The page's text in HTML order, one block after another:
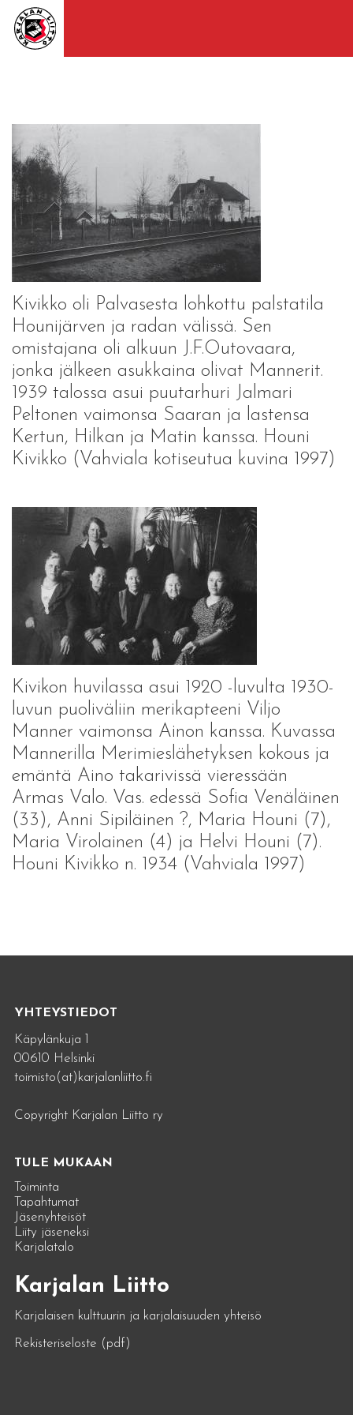
Kivikko oli Palvasesta lohkottu palstatila
Hounijärven ja radan välissä. Sen
omistajana oli alkuun J.F.Outovaara,
jonka jälkeen asukkaina olivat Mannerit.
1939 talossa asui puutarhuri Jalmari
Peltonen vaimonsa Saaran ja lastensa
Kertun, Hilkan ja Matin kanssa. Houni
Kivikko (Vahviala kotiseutua kuvina 1997)
Kivikon huvilassa asui 1920 -luvulta 1930-
luvun puoliväliin merikapteeni Viljo
Manner vaimonsa Ainon kanssa. Kuvassa
Mannerilla Merimieslähetyksen kokous ja
emäntä Aino takarivissä vieressään
Armas Valo. Vas. edessä Sofia Venäläinen
(33), Anni Sipiläinen ?, Maria Houni (7),
Maria Virolainen (4) ja Helvi Houni (7).
Houni Kivikko n. 1934 (Vahviala 1997)
YHTEYSTIEDOT
Käpylänkuja 1
00610 Helsinki
toimisto(at)karjalanliitto.fi
Copyright Karjalan Liitto ry
TULE MUKAAN
Toiminta
Tapahtumat
Jäsenyhteisöt
Liity jäseneksi
Karjalatalo
Karjalan Liitto
Karjalaisen kulttuurin ja karjalaisuuden yhteisö
Rekisteriseloste (pdf)